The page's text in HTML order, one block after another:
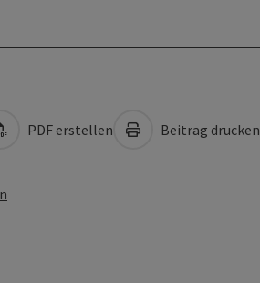
PDF erstellen Beitrag drucken